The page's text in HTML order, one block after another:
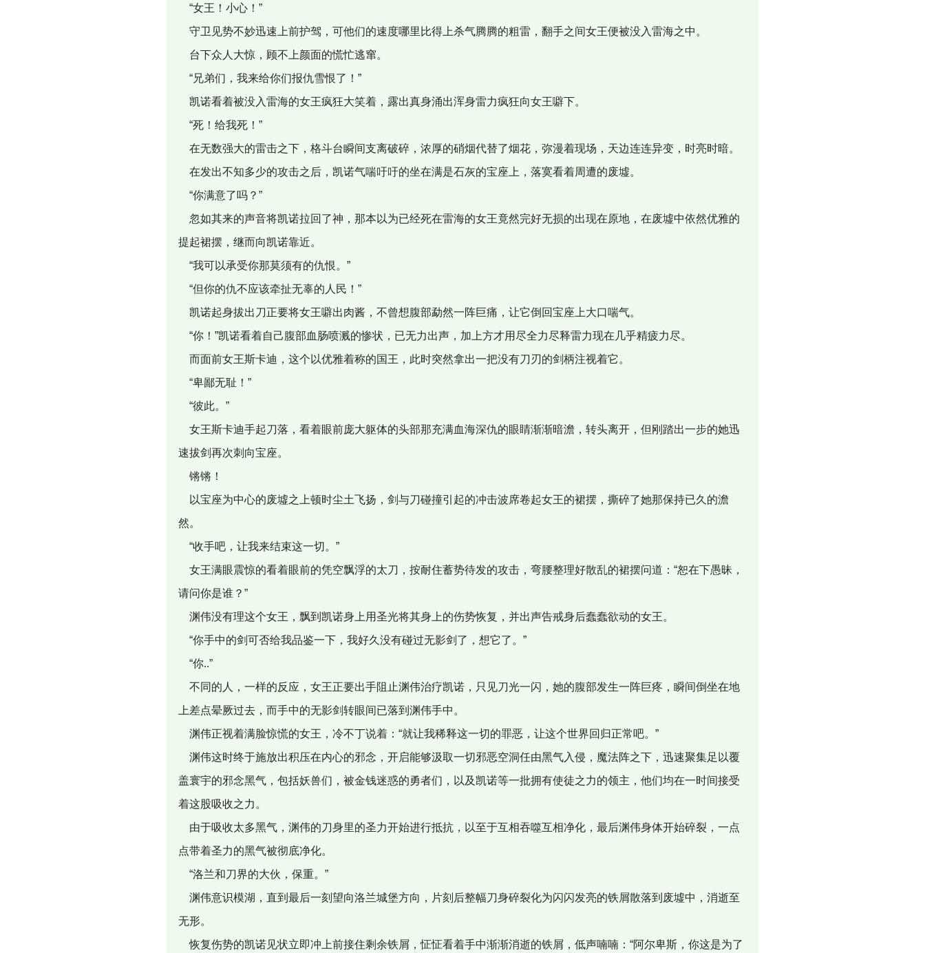
“女王！小心！”
守卫见势不妙迅速上前护驾，可他们的速度哪里比得上杀气腾腾的粗雷，翻手之间女王便被没入雷海之中。
台下众人大惊，顾不上颜面的慌忙逃窜。
“兄弟们，我来给你们报仇雪恨了！”
凯诺看着被没入雷海的女王疯狂大笑着，露出真身涌出浑身雷力疯狂向女王噼下。
“死！给我死！”
在无数强大的雷击之下，格斗台瞬间支离破碎，浓厚的硝烟代替了烟花，弥漫着现场，天边连连异变，时亮时暗。
在发出不知多少的攻击之后，凯诺气喘吁吁的坐在满是石灰的宝座上，落寞看着周遭的废墟。
“你满意了吗？”
忽如其来的声音将凯诺拉回了神，那本以为已经死在雷海的女王竟然完好无损的出现在原地，在废墟中依然优雅的
提起裙摆，继而向凯诺靠近。
“我可以承受你那莫须有的仇恨。”
“但你的仇不应该牵扯无辜的人民！”
凯诺起身拔出刀正要将女王噼出肉酱，不曾想腹部勐然一阵巨痛，让它倒回宝座上大口喘气。
“你！”凯诺看着自己腹部血肠喷溅的惨状，已无力出声，加上方才用尽全力尽释雷力现在几乎精疲力尽。
而面前女王斯卡迪，这个以优雅着称的国王，此时突然拿出一把没有刀刃的剑柄注视着它。
“卑鄙无耻！”
“彼此。”
女王斯卡迪手起刀落，看着眼前庞大躯体的头部那充满血海深仇的眼睛渐渐暗澹，转头离开，但刚踏出一步的她迅
速拔剑再次刺向宝座。
锵锵！
以宝座为中心的废墟之上顿时尘土飞扬，剑与刀碰撞引起的冲击波席卷起女王的裙摆，撕碎了她那保持已久的澹
然。
“收手吧，让我来结束这一切。”
女王满眼震惊的看着眼前的凭空飘浮的太刀，按耐住蓄势待发的攻击，弯腰整理好散乱的裙摆问道：“恕在下愚昧，
请问你是谁？”
渊伟没有理这个女王，飘到凯诺身上用圣光将其身上的伤势恢复，并出声告戒身后蠢蠢欲动的女王。
“你手中的剑可否给我品鉴一下，我好久没有碰过无影剑了，想它了。”
“你..”
不同的人，一样的反应，女王正要出手阻止渊伟治疗凯诺，只见刀光一闪，她的腹部发生一阵巨疼，瞬间倒坐在地
上差点晕厥过去，而手中的无影剑转眼间已落到渊伟手中。
渊伟正视着满脸惊慌的女王，冷不丁说着：“就让我稀释这一切的罪恶，让这个世界回归正常吧。”
渊伟这时终于施放出积压在内心的邪念，开启能够汲取一切邪恶空洞任由黑气入侵，魔法阵之下，迅速聚集足以覆
盖寰宇的邪念黑气，包括妖兽们，被金钱迷惑的勇者们，以及凯诺等一批拥有使徒之力的领主，他们均在一时间接受
着这股吸收之力。
由于吸收太多黑气，渊伟的刀身里的圣力开始进行抵抗，以至于互相吞噬互相净化，最后渊伟身体开始碎裂，一点
点带着圣力的黑气被彻底净化。
“洛兰和刀界的大伙，保重。”
渊伟意识模湖，直到最后一刻望向洛兰城堡方向，片刻后整幅刀身碎裂化为闪闪发亮的铁屑散落到废墟中，消逝至
无形。
恢复伤势的凯诺见状立即冲上前接住剩余铁屑，怔怔看着手中渐渐消逝的铁屑，低声喃喃：“阿尔卑斯，你这是为了